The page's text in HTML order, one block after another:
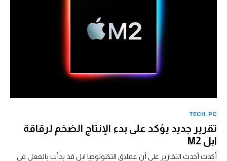
PC
TECH
تقرير جديد يؤكد على بدء الإنتاج الضخم لرقاقة
ابل M2
أكدت أحدث التقارير على أن عملاق التكنولوجيا ابل قد بدأت بالفعل في